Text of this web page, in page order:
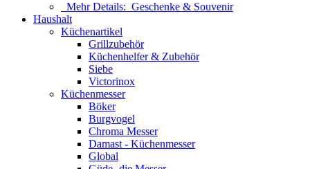
Mehr Details: Geschenke & Souvenir
Haushalt
Küchenartikel
Grillzubehör
Küchenhelfer & Zubehör
Siebe
Victorinox
Küchenmesser
Böker
Burgvogel
Chroma Messer
Damast - Küchenmesser
Global